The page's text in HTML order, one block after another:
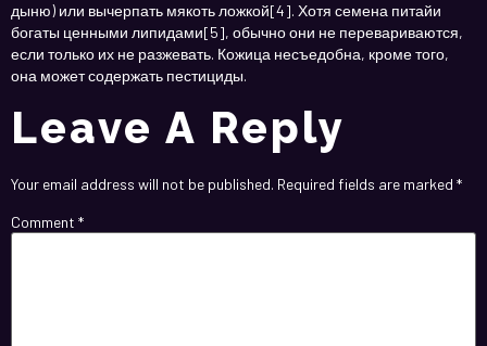
дыню) или вычерпать мякоть ложкой[4]. Хотя семена питайи
богаты ценными липидами[5], обычно они не перевариваются,
если только их не разжевать. Кожица несъедобна, кроме того,
она может содержать пестициды.
Leave A Reply
Your email address will not be published. Required fields are marked *
Comment *